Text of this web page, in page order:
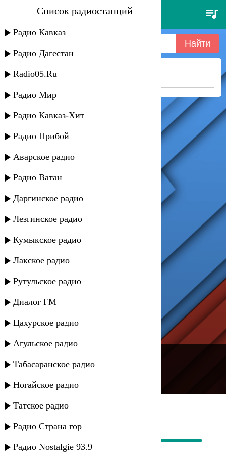
гандаган(аджарский) - женский
выход
Список радиостанций
Радио Кавказ
Радио Дагестан
Radio05.Ru
Радио Мир
Радио Кавказ-Хит
Радио Прибой
Аварское радио
Радио Ватан
Даргинское радио
Лезгинское радио
Кумыкское радио
Лакское радио
Рутульское радио
Диалог FM
Цахурское радио
Агульское радио
Табасаранское радио
Ногайское радио
Татское радио
Радио Страна гор
Радио Nostalgie 93.9
Ничего не найдено =(
---
Русское радио